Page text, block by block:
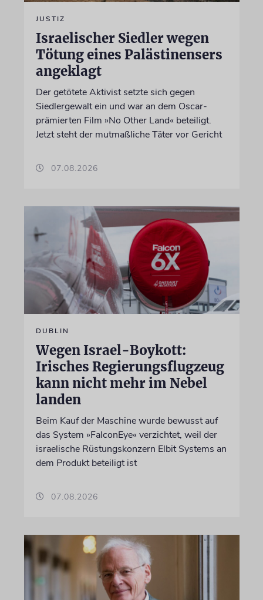
JUSTIZ
Israelischer Siedler wegen
Tötung eines Palästinensers
angeklagt
Der getötete Aktivist setzte sich gegen
Siedlergewalt ein und war an dem Oscar-
prämierten Film »No Other Land« beteiligt.
Jetzt steht der mutmaßliche Täter vor Gericht
07.08.2026
DUBLIN
Wegen Israel-Boykott:
Irisches Regierungsflugzeug
kann nicht mehr im Nebel
landen
Beim Kauf der Maschine wurde bewusst auf
das System »FalconEye« verzichtet, weil der
israelische Rüstungskonzern Elbit Systems an
dem Produkt beteiligt ist
07.08.2026